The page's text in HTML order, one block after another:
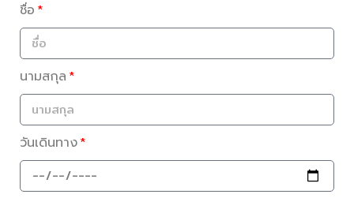
ชื่อ
นามสกุล
วันเดินทาง